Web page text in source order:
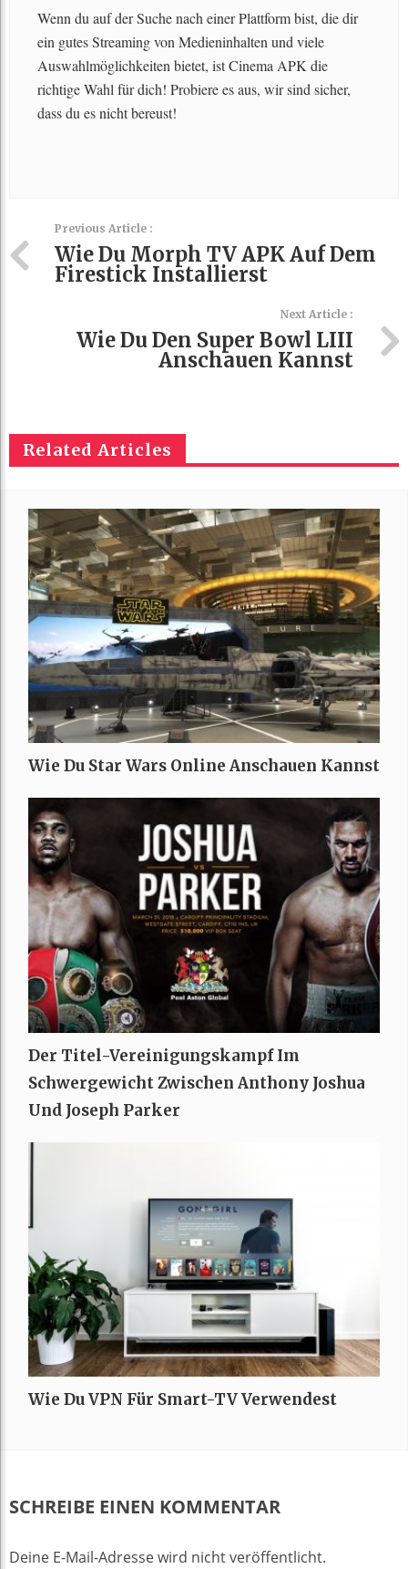
Wenn du auf der Suche nach einer Plattform bist, die dir
ein gutes Streaming von Medieninhalten und viele
Auswahlmöglichkeiten bietet, ist Cinema APK die
richtige Wahl für dich! Probiere es aus, wir sind sicher,
dass du es nicht bereust!
Previous Article :
Wie Du Morph TV APK Auf Dem
Firestick Installierst
Next Article :
Wie Du Den Super Bowl LIII
Anschauen Kannst
Related Articles
Wie Du Star Wars Online Anschauen Kannst
Der Titel-Vereinigungskampf Im
Schwergewicht Zwischen Anthony Joshua
Und Joseph Parker
Wie Du VPN Für Smart-TV Verwendest
SCHREIBE EINEN KOMMENTAR
Deine E-Mail-Adresse wird nicht veröffentlicht.